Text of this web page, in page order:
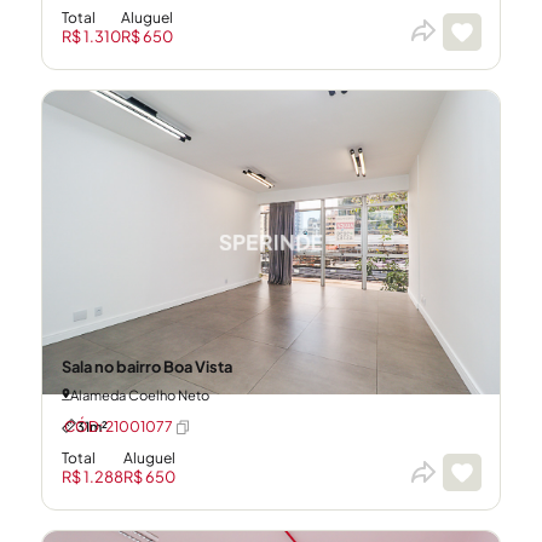
Total
R$ 1.310
Aluguel
R$ 650
Sala no bairro Boa Vista
Alameda Coelho Neto
31m²
Total
R$ 1.288
Aluguel
R$ 650
CÓD: 21001077